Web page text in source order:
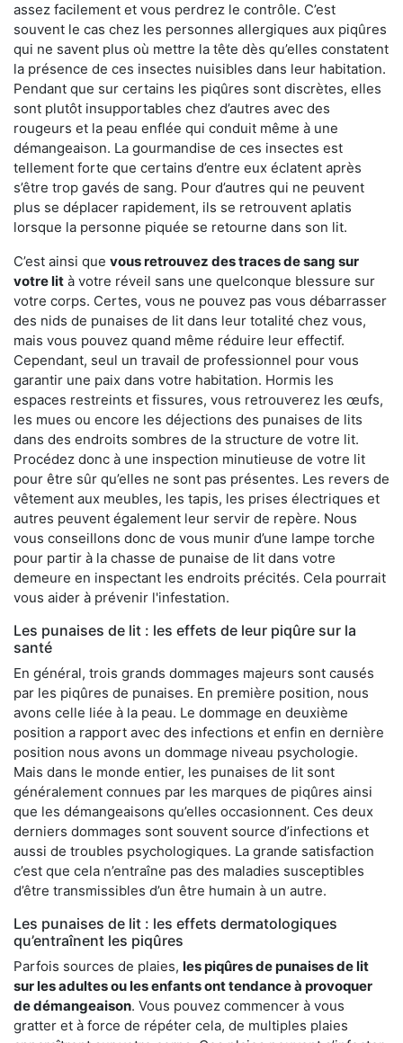
assez facilement et vous perdrez le contrôle. C’est
souvent le cas chez les personnes allergiques aux piqûres
qui ne savent plus où mettre la tête dès qu’elles constatent
la présence de ces insectes nuisibles dans leur habitation.
Pendant que sur certains les piqûres sont discrètes, elles
sont plutôt insupportables chez d’autres avec des
rougeurs et la peau enflée qui conduit même à une
démangeaison. La gourmandise de ces insectes est
tellement forte que certains d’entre eux éclatent après
s’être trop gavés de sang. Pour d’autres qui ne peuvent
plus se déplacer rapidement, ils se retrouvent aplatis
lorsque la personne piquée se retourne dans son lit.
C’est ainsi que vous retrouvez des traces de sang sur
votre lit à votre réveil sans une quelconque blessure sur
votre corps. Certes, vous ne pouvez pas vous débarrasser
des nids de punaises de lit dans leur totalité chez vous,
mais vous pouvez quand même réduire leur effectif.
Cependant, seul un travail de professionnel pour vous
garantir une paix dans votre habitation. Hormis les
espaces restreints et fissures, vous retrouverez les œufs,
les mues ou encore les déjections des punaises de lits
dans des endroits sombres de la structure de votre lit.
Procédez donc à une inspection minutieuse de votre lit
pour être sûr qu’elles ne sont pas présentes. Les revers de
vêtement aux meubles, les tapis, les prises électriques et
autres peuvent également leur servir de repère. Nous
vous conseillons donc de vous munir d’une lampe torche
pour partir à la chasse de punaise de lit dans votre
demeure en inspectant les endroits précités. Cela pourrait
vous aider à prévenir l'infestation.
Les punaises de lit : les effets de leur piqûre sur la
santé
En général, trois grands dommages majeurs sont causés
par les piqûres de punaises. En première position, nous
avons celle liée à la peau. Le dommage en deuxième
position a rapport avec des infections et enfin en dernière
position nous avons un dommage niveau psychologie.
Mais dans le monde entier, les punaises de lit sont
généralement connues par les marques de piqûres ainsi
que les démangeaisons qu’elles occasionnent. Ces deux
derniers dommages sont souvent source d’infections et
aussi de troubles psychologiques. La grande satisfaction
c’est que cela n’entraîne pas des maladies susceptibles
d’être transmissibles d’un être humain à un autre.
Les punaises de lit : les effets dermatologiques
qu’entraînent les piqûres
Parfois sources de plaies, les piqûres de punaises de lit
sur les adultes ou les enfants ont tendance à provoquer
de démangeaison. Vous pouvez commencer à vous
gratter et à force de répéter cela, de multiples plaies